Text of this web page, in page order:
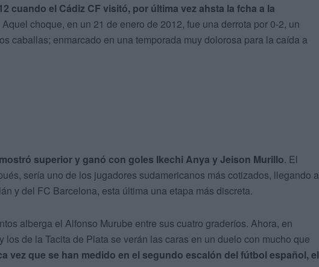
cuando el Cádiz CF visitó, por última vez ahsta la fcha a la
Aquel choque, en un 21 de enero de 2012, fue una derrota por 0-2, un
caballas; enmarcado en una temporada muy dolorosa para la caída a
superior y ganó con goles Ikechi Anya y Jeison Murillo. El
sería uno de los jugadores sudamericanos más cotizados, llegando a
y del FC Barcelona, esta última una etapa más discreta.
alberga el Alfonso Murube entre sus cuatro graderíos. Ahora, en
de la Tacita de Plata se verán las caras en un duelo con mucho que
vez que se han medido en el segundo escalón del fútbol español, el